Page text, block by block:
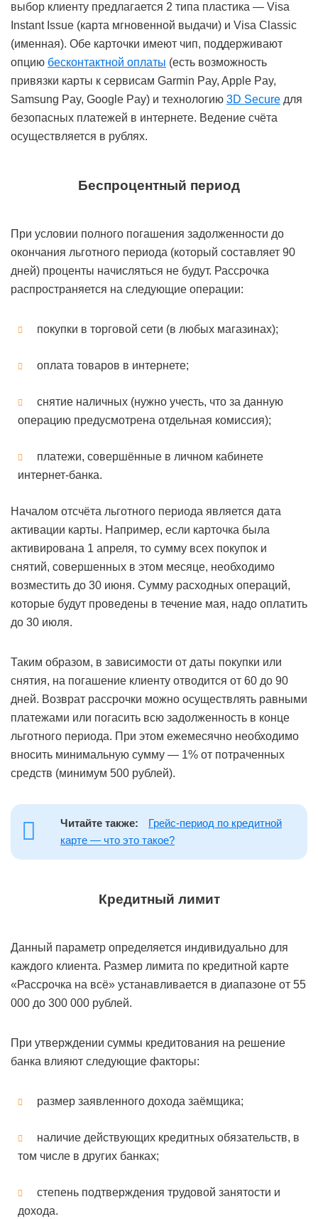
выбор клиенту предлагается 2 типа пластика — Visa
Instant Issue (карта мгновенной выдачи) и Visa Classic
(именная). Обе карточки имеют чип, поддерживают
опцию бесконтактной оплаты (есть возможность
привязки карты к сервисам Garmin Pay, Apple Pay,
Samsung Pay, Google Pay) и технологию 3D Secure для
безопасных платежей в интернете. Ведение счёта
осуществляется в рублях.
Беспроцентный период
При условии полного погашения задолженности до
окончания льготного периода (который составляет 90
дней) проценты начисляться не будут. Рассрочка
распространяется на следующие операции:
покупки в торговой сети (в любых магазинах);
оплата товаров в интернете;
снятие наличных (нужно учесть, что за данную
операцию предусмотрена отдельная комиссия);
платежи, совершённые в личном кабинете
интернет-банка.
Началом отсчёта льготного периода является дата
активации карты. Например, если карточка была
активирована 1 апреля, то сумму всех покупок и
снятий, совершенных в этом месяце, необходимо
возместить до 30 июня. Сумму расходных операций,
которые будут проведены в течение мая, надо оплатить
до 30 июля.
Таким образом, в зависимости от даты покупки или
снятия, на погашение клиенту отводится от 60 до 90
дней. Возврат рассрочки можно осуществлять равными
платежами или погасить всю задолженность в конце
льготного периода. При этом ежемесячно необходимо
вносить минимальную сумму — 1% от потраченных
средств (минимум 500 рублей).
Читайте также:
Грейс-период по кредитной
карте — что это такое?
Кредитный лимит
Данный параметр определяется индивидуально для
каждого клиента. Размер лимита по кредитной карте
«Рассрочка на всё» устанавливается в диапазоне от 55
000 до 300 000 рублей.
При утверждении суммы кредитования на решение
банка влияют следующие факторы:
размер заявленного дохода заёмщика;
наличие действующих кредитных обязательств, в
том числе в других банках;
степень подтверждения трудовой занятости и
дохода.